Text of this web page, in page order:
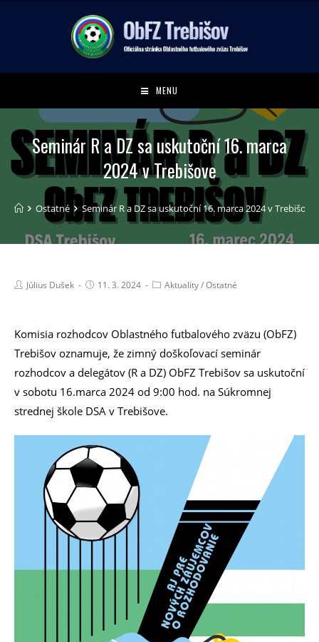
MENU
Seminár R a DZ sa uskutoční 16. marca
2024 v Trebišove
Ostatné Seminár R a DZ sa uskutoční 16. marca 2024 v Trebišove
Július Dušek 11. 3. 2024 Aktuality/Ostatné
Komisia rozhodcov Oblastného futbalového zväzu (ObFZ)
Trebišov oznamuje, že zimný doškoľovací seminár
rozhodcov a delegátov (R a DZ) ObFZ Trebišov sa uskutoční
v sobotu 16.marca 2024 od 9:00 hod. na Súkromnej
strednej škole DSA v Trebišove.